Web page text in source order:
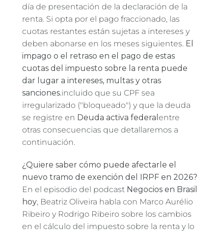
día de presentación de la declaración de la
renta. Si opta por el pago fraccionado, las
cuotas restantes están sujetas a intereses y
deben abonarse en los meses siguientes. El
impago o el retraso en el pago de estas
cuotas del impuesto sobre la renta puede
dar lugar a intereses, multas y otras
sanciones.incluido que su CPF sea
irregularizado ("bloqueado") y que la deuda
se registre en Deuda activa federal entre
otras consecuencias que detallaremos a
continuación.
¿Quiere saber cómo puede afectarle el
nuevo tramo de exención del IRPF en 2026?
En el episodio del podcast Negocios en Brasil
hoy, Beatriz Oliveira habla con Marco Aurélio
Ribeiro y Rodrigo Ribeiro sobre los cambios
en el cálculo del impuesto sobre la renta y lo